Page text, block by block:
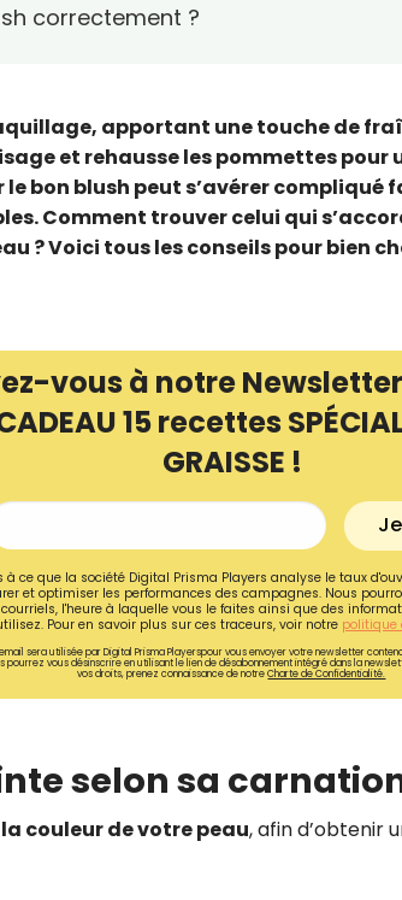
correctement ?
apportant une touche de
et rehausse les pommettes pour
bon blush peut s’avérer compliqué
Comment trouver celui qui
? Voici tous les conseils pour bien
vous à notre
15 recettes
GRAISSE !
à ce que la société Digital Prisma Players analyse le taux
et optimiser les performances des campagnes. Nous
l'heure à laquelle vous le faites ainsi que des
Pour en savoir plus sur ces traceurs, voir notre politique
sera utilisée par Digital Prisma Playerspour vous envoyer votre newsletter
pourrez vous désinscrire en utilisant le lien de désabonnement intégré dans la
vos droits, prenez connaissance de notreCharte de Confidentialité.
selon sa
la couleur de votre peau, afin d’obtenir
Recevez
recettes
!